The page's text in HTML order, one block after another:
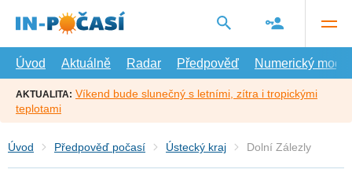
hlavní
Úvod
Aktuálně Radar Předpověď Numerický model
AKTUALITA: Víkend bude slunečný s letními, zítra i tropickými
teplotami
Úvod Předpověď počasí Ústecký kraj Dolní Zálezly